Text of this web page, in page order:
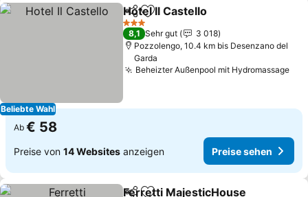
Beliebte Wahl
TeilenZu Favoriten hinzufügen
Hotel Il Castello
3 Sterne
8,1 Sehr gut
3 018
Pozzolengo, 10.4 km bis Desenzano del
Garda
Beheizter Außenpool mit Hydromassage
Ab € 58
Preise von 14 Websites anzeigen Preise sehen
Ferretti MajesticHouse